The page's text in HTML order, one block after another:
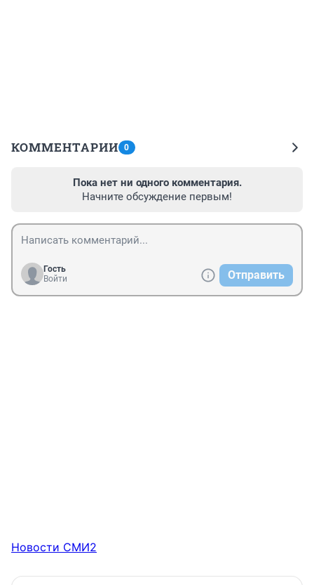
КОММЕНТАРИИ 0
Пока нет ни одного комментария.
Начните обсуждение первым!
Гость
Войти
Отправить
Новости СМИ2